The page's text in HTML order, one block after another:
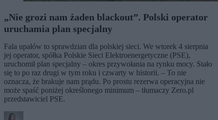
„Nie grozi nam żaden blackout”. Polski operator
uruchamia plan specjalny
Fala upałów to sprawdzian dla polskiej sieci. We wtorek 4 sierpnia
jej operator, spółka Polskie Sieci Elektroenergetyczne (PSE),
uruchomił plan specjalny – okres przywołania na rynku mocy. Stało
się to po raz drugi w tym roku i czwarty w historii. – To nie
oznacza, że brakuje nam prądu. Po prostu rezerwa operacyjna nie
może spaść poniżej określonego minimum – tłumaczy Zero.pl
przedstawiciel PSE.